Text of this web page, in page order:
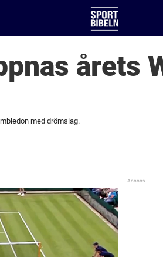
årets
med drömslag.